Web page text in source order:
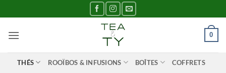
au
contenu
0
THÉS ROOÏBOS & INFUSIONS BOÎTES COFFRETS